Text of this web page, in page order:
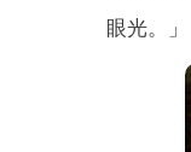
眼光。」